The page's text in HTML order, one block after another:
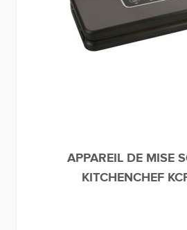
APPAREIL DE MISE
KITCHENCHEF